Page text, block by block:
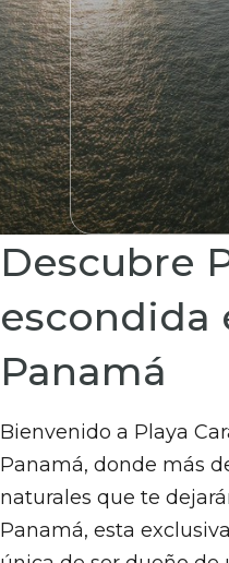
Descubre
escondida
Panamá
Bienvenido a Playa
Panamá, donde más
naturales que te
Panamá, esta